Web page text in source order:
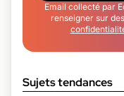
Email collecté par
renseigner sur
Sujets tendances